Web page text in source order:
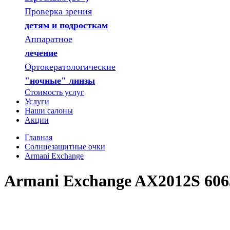
Проверка зрения
детям и подросткам
Аппаратное
лечение
Ортокератологические
"ночные" линзы
Стоимость услуг
Услуги
Наши салоны
Акции
Главная
Солнцезащитные очки
Armani Exchange
Armani Exchange AX2012S